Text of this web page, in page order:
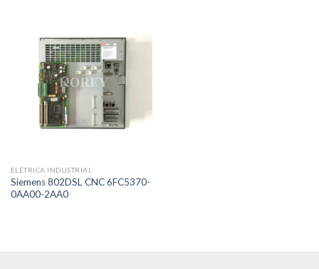
ELÉTRICA INDUSTRIAL
Siemens 802DSL CNC 6FC5370-
0AA00-2AA0